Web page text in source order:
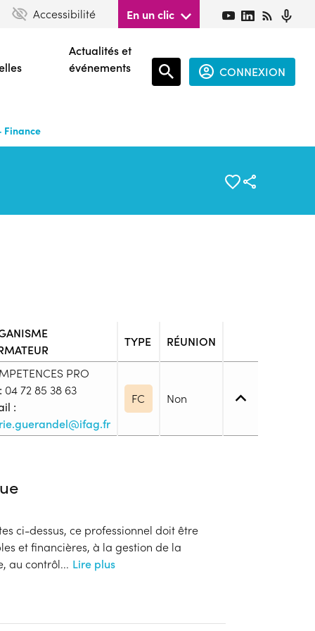
Accessibilité En un clic
Actualités et
événements
CONNEXION
Finance
TYPE RÉUNION
PRO
04 72 85 38 63
:
FC Non
un niveau 5 (Bac+2) dans les domaines de la
5 (Bac+2) dans les domaines différents de
d’une expérience professionnelle d’une durée
de la comptabilité, de l’administration
la comptabilité, de l’administration
ci-dessus, ce professionnel doit être
et financières, à la gestion de la
au contrôl... Lire plus